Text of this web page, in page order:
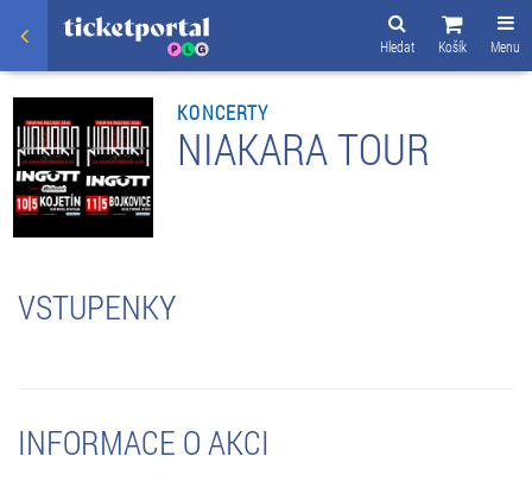
Menu
Košík
Hledat
KONCERTY
NIAKARA TOUR
VSTUPENKY
INFORMACE O AKCI